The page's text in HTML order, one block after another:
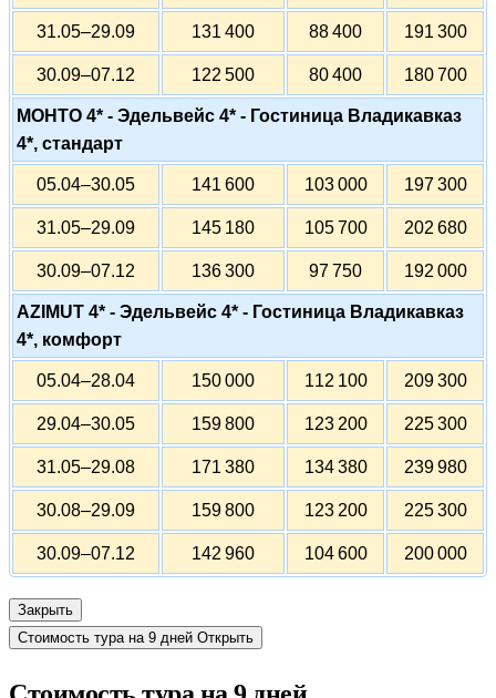
31.05–29.09 131 400 88 400 191 300
30.09–07.12 122 500 80 400 180 700
МОНТО 4* - Эдельвейс 4* - Гостиница Владикавказ
4*, стандарт
05.04–30.05 141 600 103 000 197 300
31.05–29.09 145 180 105 700 202 680
30.09–07.12 136 300 97 750 192 000
AZIMUT 4* - Эдельвейс 4* - Гостиница Владикавказ
4*, комфорт
05.04–28.04 150 000 112 100 209 300
29.04–30.05 159 800 123 200 225 300
31.05–29.08 171 380 134 380 239 980
30.08–29.09 159 800 123 200 225 300
30.09–07.12 142 960 104 600 200 000
Закрыть
Стоимость тура на 9 дней Открыть